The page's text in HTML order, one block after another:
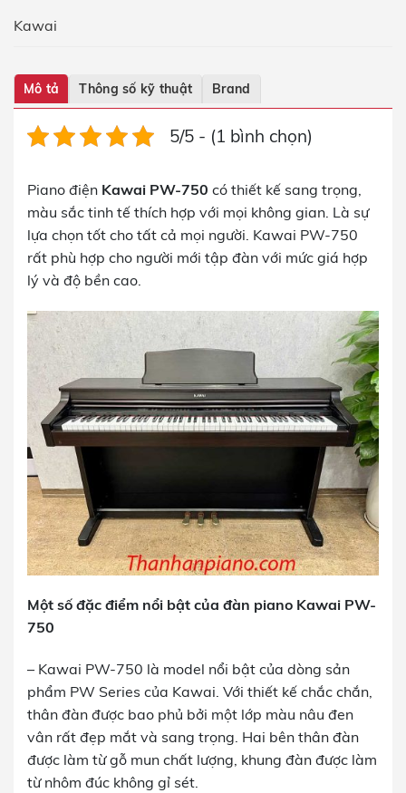
Kawai
Mô tả Thông số kỹ thuật Brand
5/5 - (1 bình chọn)
Piano điện Kawai PW-750 có thiết kế sang trọng,
màu sắc tinh tế thích hợp với mọi không gian. Là sự
lựa chọn tốt cho tất cả mọi người. Kawai PW-750
rất phù hợp cho người mới tập đàn với mức giá hợp
lý và độ bền cao.
Một số đặc điểm nổi bật của đàn piano Kawai PW-
750
– Kawai PW-750 là model nổi bật của dòng sản
phẩm PW Series của Kawai. Với thiết kế chắc chắn,
thân đàn được bao phủ bởi một lớp màu nâu đen
vân rất đẹp mắt và sang trọng. Hai bên thân đàn
được làm từ gỗ mun chất lượng, khung đàn được làm
từ nhôm đúc không gỉ sét.